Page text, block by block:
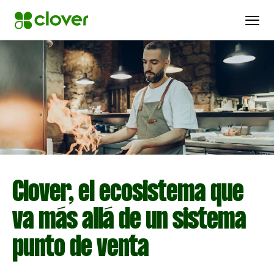
Clover, el ecosistema que
va más allá de un sistema
punto de venta